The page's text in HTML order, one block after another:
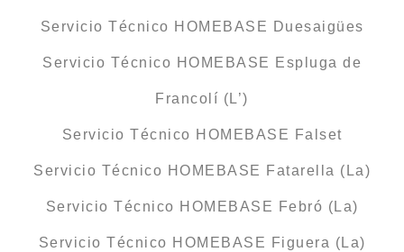
Servicio Técnico HOMEBASE Duesaigües
Servicio Técnico HOMEBASE Espluga de
Francolí (L’)
Servicio Técnico HOMEBASE Falset
Servicio Técnico HOMEBASE Fatarella (La)
Servicio Técnico HOMEBASE Febró (La)
Servicio Técnico HOMEBASE Figuera (La)